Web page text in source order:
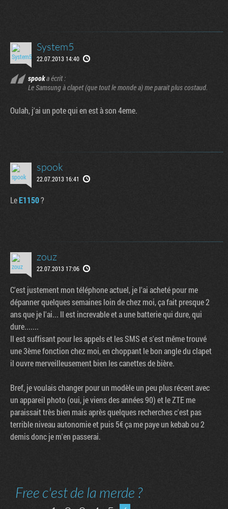
System5
22.07.2013 14:40
spooka écrit :
Le Samsung à clapet (que tout le monde a) me parait plus costaud.
Oulah, j'ai un pote qui en est à son 4eme.
spook
22.07.2013 16:41
LeE1150?
zouz
22.07.2013 17:06
C'est justement mon téléphone actuel, je l'ai acheté pour me
dépanner quelques semaines loin de chez moi, ça fait presque 2
ans que je l'ai... Il est increvable et a une batterie qui dure, qui
dure.......
Il est suffisant pour les appels et les SMS et s'est même trouvé
une 3ème fonction chez moi, en choppant le bon angle du clapet
il ouvre merveilleusement bien les canettes de bière.
Bref, je voulais changer pour un modèle un peu plus récent avec
un appareil photo (oui, je viens des années 90) et le ZTE me
paraissait très bien mais après quelques recherches c'est pas
terrible niveau autonomie et puis 5€ ça me paye un kebab ou 2
demis donc je m'en passerai.
Free c'est de la merde ?